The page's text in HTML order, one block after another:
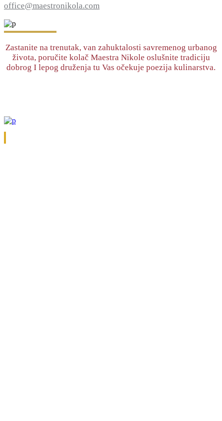
office@maestronikola.com
Zastanite na trenutak, van zahuktalosti savremenog urbanog
života, poručite kolač Maestra Nikole oslušnite tradiciju
dobrog I lepog druženja tu Vas očekuje poezija kulinarstva.